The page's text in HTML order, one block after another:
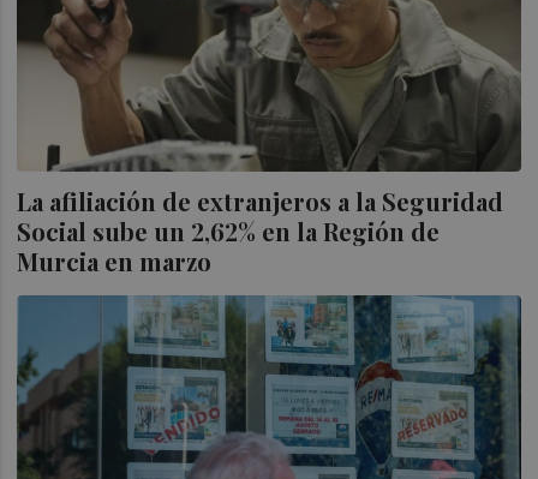
La afiliación de extranjeros a la Seguridad
Social sube un 2,62% en la Región de
Murcia en marzo